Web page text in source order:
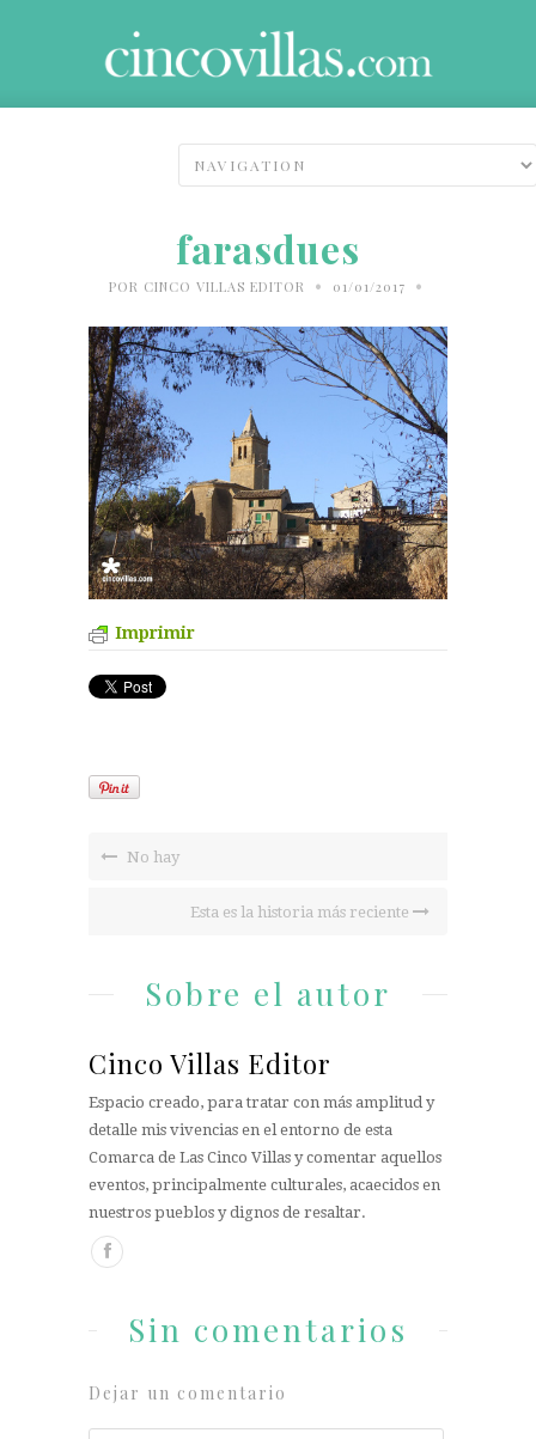
farasdues
POR CINCO VILLAS EDITOR • 01/01/2017 •
Imprimir
No hay
Esta es la historia más reciente
Sobre el autor
Cinco Villas Editor
Espacio creado, para tratar con más amplitud y
detalle mis vivencias en el entorno de esta
Comarca de Las Cinco Villas y comentar aquellos
eventos, principalmente culturales, acaecidos en
nuestros pueblos y dignos de resaltar.
Sin comentarios
Dejar un comentario